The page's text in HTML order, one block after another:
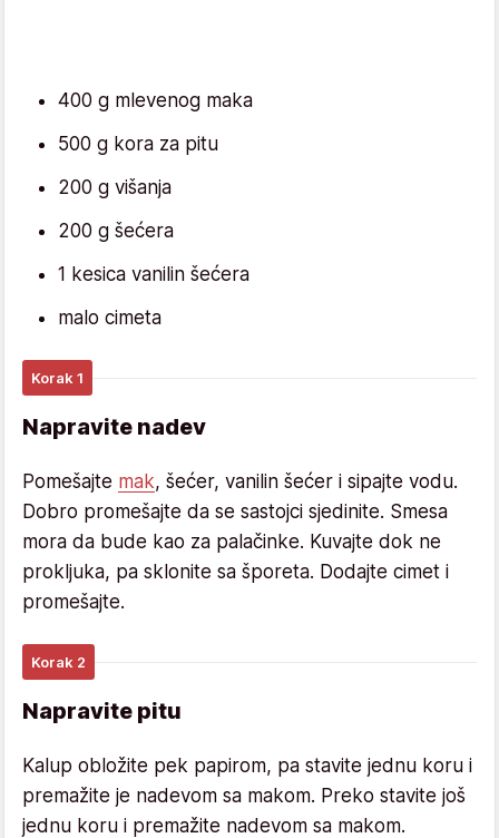
400 g mlevenog maka
500 g kora za pitu
200 g višanja
200 g šećera
1 kesica vanilin šećera
malo cimeta
Korak 1
Napravite nadev
Pomešajte mak, šećer, vanilin šećer i sipajte vodu.
Dobro promešajte da se sastojci sjedinite. Smesa
mora da bude kao za palačinke. Kuvajte dok ne
prokljuka, pa sklonite sa šporeta. Dodajte cimet i
promešajte.
Korak 2
Napravite pitu
Kalup obložite pek papirom, pa stavite jednu koru i
premažite je nadevom sa makom. Preko stavite još
jednu koru i premažite nadevom sa makom.